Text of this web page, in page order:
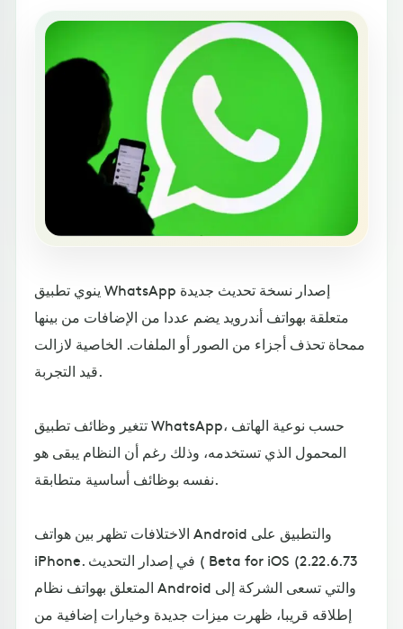
ينوي تطبيق WhatsApp إصدار نسخة تحديث جديدة
متعلقة بهواتف أندرويد يضم عددا من الإضافات من بينها
ممحاة تحذف أجزاء من الصور أو الملفات. الخاصية لازالت
قيد التجربة.
تتغير وظائف تطبيق WhatsApp، حسب نوعية الهاتف
المحمول الذي تستخدمه، وذلك رغم أن النظام يبقى هو
نفسه بوظائف أساسية متطابقة.
الاختلافات تظهر بين هواتف Android والتطبيق على
iPhone. في إصدار التحديث ( Beta for iOS (2.22.6.73
المتعلق بهواتف نظام Android والتي تسعى الشركة إلى
إطلاقه قريبا، ظهرت ميزات جديدة وخيارات إضافية من